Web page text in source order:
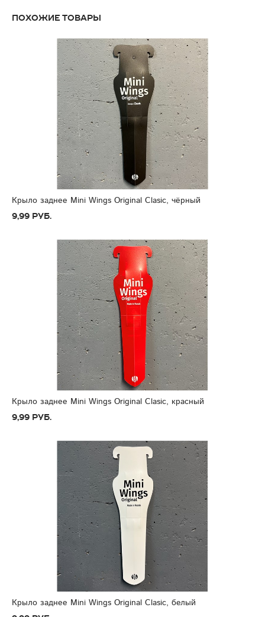
Похожие товары
Крыло заднее Mini Wings Original Clasic, чёрный
9,99 руб.
Крыло заднее Mini Wings Original Clasic, красный
9,99 руб.
Крыло заднее Mini Wings Original Clasic, белый